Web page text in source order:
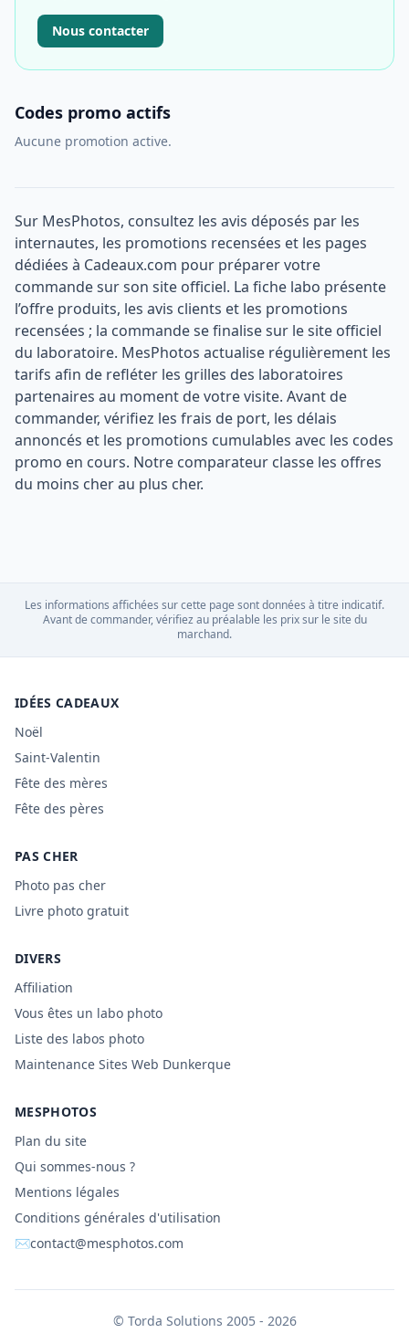
Nous contacter
Codes promo actifs
Aucune promotion active.
Sur MesPhotos, consultez les avis déposés par les
internautes, les promotions recensées et les pages
dédiées à Cadeaux.com pour préparer votre
commande sur son site officiel. La fiche labo présente
l’offre produits, les avis clients et les promotions
recensées ; la commande se finalise sur le site officiel
du laboratoire. MesPhotos actualise régulièrement les
tarifs afin de refléter les grilles des laboratoires
partenaires au moment de votre visite. Avant de
commander, vérifiez les frais de port, les délais
annoncés et les promotions cumulables avec les codes
promo en cours. Notre comparateur classe les offres
du moins cher au plus cher.
Les informations affichées sur cette page sont données à titre indicatif.
Avant de commander, vérifiez au préalable les prix sur le site du
marchand.
IDÉES CADEAUX
Noël
Saint-Valentin
Fête des mères
Fête des pères
PAS CHER
Photo pas cher
Livre photo gratuit
DIVERS
Affiliation
Vous êtes un labo photo
Liste des labos photo
Maintenance Sites Web Dunkerque
MESPHOTOS
Plan du site
Qui sommes-nous ?
Mentions légales
Conditions générales d'utilisation
✉contact@mesphotos.com
© Torda Solutions 2005 - 2026